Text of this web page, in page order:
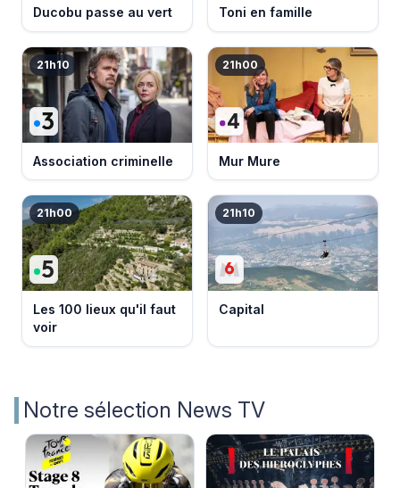
Ducobu passe au vert Toni en famille
21h10
Association criminelle
21h00
Mur Mure
21h00
Les 100 lieux qu'il faut
voir
21h10
Capital
Notre sélection News TV